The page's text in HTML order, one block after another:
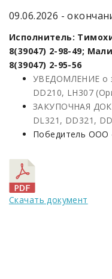
09.06.2026 -
Исполнитель:
8(39047) 2-98-49;
8(39047) 2-95-56
УВЕДОМЛЕНИЕ о
DD210, LH307
ЗАКУПОЧНАЯ
DL321, DD321,
Победитель ООО
Скачать документ